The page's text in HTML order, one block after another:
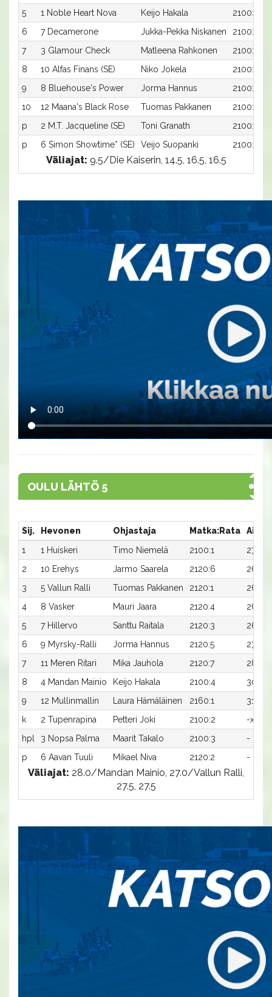
5 1 Noble Heart Nova Keijo Hakala
2100:1
6
7 Decamerone Jukka-Pekka Niskanen
2100:7
7
3 Glamour Check Matleena Rahkonen
2100:3
8
10 Alfas Finans (SE) Niko Jokela
2100:10
9
8 Bluehouse's Power Jorma Hannus
2100:8
10
12 Maana's Black Rose Tuomas Pakkanen
2100:12
p
2 M.T. Jacqueline (SE) Toni Granath
2100:2
p
6 Simon Showtime* (SE) Veijo Suopanki 2100:6
Väliajat: 9.5/Die Kaiserin, 14.5, 16.5, 16.5
OULU LÄHTÖ 5
Sij. Hevonen Ohjastaja Matka:Rata Aika
1
1 Huiskeri Timo Niemelä 2100:1 27,3
2
10 Erehys Jarmo Saarela 2120:6 26,5
3
5 Vallun Ralli Tuomas Pakkanen 2120:1 26,6
4
8 Vasker Mauri Jaara 2120:4 26,9
5
7 Hillervo Santtu Raitala 2120:3 26,9
6
9 Myrsky-Ralli Jorma Hannus 2120:5 27,5
7
11 Meren Ritari Mika Jauhola 2120:7 28,8
8
4 Mandan Mainio Keijo Hakala 2100:4 30,5
9
12 Mullinmallin Laura Hämäläinen 2160:1 31,8
k
2 Tupenrapina Petteri Joki 2100:2 -x
hpl
3 Nopsa Palma Maarit Takalo 2100:3 -
p
6 Aavan Tuuli Mikael Niva 2120:2 -
Väliajat: 28.0/Mandan Mainio, 27.0/Vallun Ralli,
27.5, 27.5